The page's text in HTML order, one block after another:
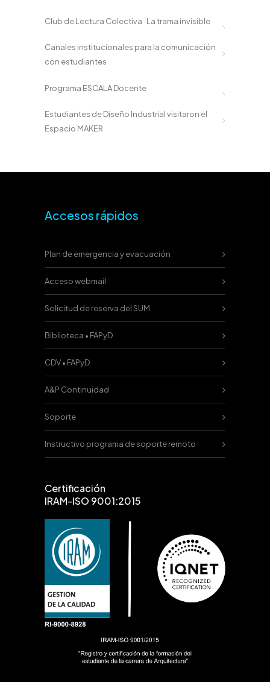
Club de Lectura Colectiva · La trama invisible
Canales institucionales para la comunicación
con estudiantes
Programa ESCALA Docente
Estudiantes de Diseño Industrial visitaron el
Espacio MAKER
Accesos rápidos
Plan de emergencia y evacuación
Acceso webmail
Solicitud de reserva del SUM
Biblioteca • FAPyD
CDV • FAPyD
A&P Continuidad
Soporte
Instructivo programa de soporte remoto
Certificación
IRAM-ISO 9001:2015